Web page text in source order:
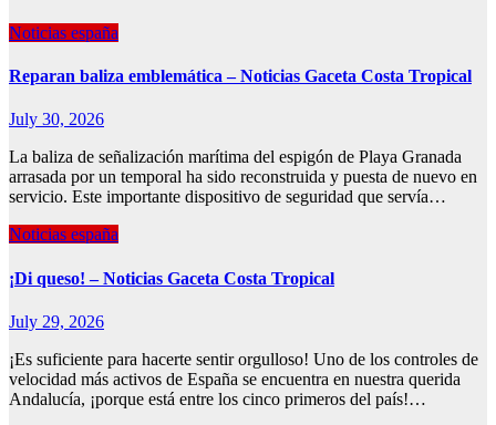
Noticias españa
Reparan baliza emblemática – Noticias Gaceta Costa Tropical
July 30, 2026
La baliza de señalización marítima del espigón de Playa Granada
arrasada por un temporal ha sido reconstruida y puesta de nuevo en
servicio. Este importante dispositivo de seguridad que servía…
Noticias españa
¡Di queso! – Noticias Gaceta Costa Tropical
July 29, 2026
¡Es suficiente para hacerte sentir orgulloso! Uno de los controles de
velocidad más activos de España se encuentra en nuestra querida
Andalucía, ¡porque está entre los cinco primeros del país!…